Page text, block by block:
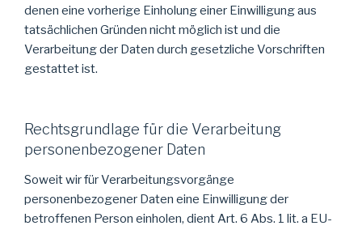
denen eine vorherige Einholung einer Einwilligung aus
tatsächlichen Gründen nicht möglich ist und die
Verarbeitung der Daten durch gesetzliche Vorschriften
gestattet ist.
Rechtsgrundlage für die Verarbeitung
personenbezogener Daten
Soweit wir für Verarbeitungsvorgänge
personenbezogener Daten eine Einwilligung der
betroffenen Person einholen, dient Art. 6 Abs. 1 lit. a EU-